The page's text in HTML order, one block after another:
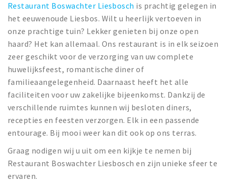
Uitjes & activiteiten
Toeristische routes
Natuurgebieden
Baroniepoorten
Sport
Privacy
Inloggen
Restaurant Boswachter Liesbosch is prachtig gelegen in
het eeuwenoude Liesbos. Wilt u heerlijk vertoeven in
onze prachtige tuin? Lekker genieten bij onze open
haard? Het kan allemaal. Ons restaurant is in elk seizoen
zeer geschikt voor de verzorging van uw complete
huwelijksfeest, romantische diner of
familieaangelegenheid. Daarnaast heeft het alle
faciliteiten voor uw zakelijke bijeenkomst. Dankzij de
verschillende ruimtes kunnen wij besloten diners,
recepties en feesten verzorgen. Elk in een passende
entourage. Bij mooi weer kan dit ook op ons terras.
Graag nodigen wij u uit om een kijkje te nemen bij
Restaurant Boswachter Liesbosch en zijn unieke sfeer te
ervaren.